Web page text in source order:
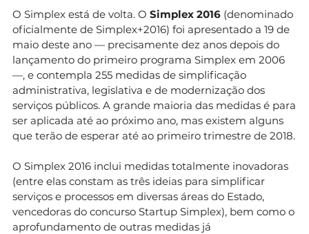
O Simplex está de volta. O Simplex 2016 (denominado
oficialmente de Simplex+2016) foi apresentado a 19 de
maio deste ano — precisamente dez anos depois do
lançamento do primeiro programa Simplex em 2006
—, e contempla 255 medidas de simplificação
administrativa, legislativa e de modernização dos
serviços públicos. A grande maioria das medidas é para
ser aplicada até ao próximo ano, mas existem alguns
que terão de esperar até ao primeiro trimestre de 2018.
O Simplex 2016 inclui medidas totalmente inovadoras
(entre elas constam as três ideias para simplificar
serviços e processos em diversas áreas do Estado,
vencedoras do concurso Startup Simplex), bem como o
aprofundamento de outras medidas já